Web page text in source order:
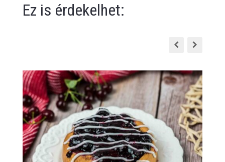
Ez is érdekelhet: